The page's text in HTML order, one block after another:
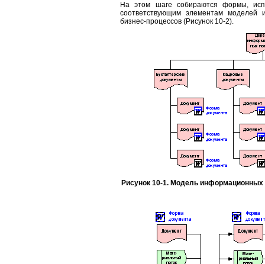
На этом шаге собираются формы,
соответствующим элементам
бизнес-процессов (Рисунок 10-2).
Рисунок 10-1. Модель